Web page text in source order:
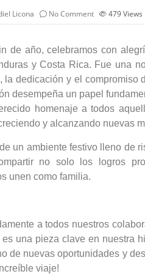
Licona No Comment 479Views
de año, celebramos con
y Costa Rica. Fue una
la dedicación y el compromiso
desempeña un papel
homenaje a todos
y alcanzando nuevas
un ambiente festivo lleno de
no solo los logros
unen como familia.
a todos nuestros
una pieza clave en nuestra
de nuevas oportunidades y
viaje!